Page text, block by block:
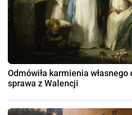
Odmówiła karmienia własnego
sprawa z Walencji